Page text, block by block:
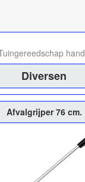
hand
Diversen
Afvalgrijper 76 cm.